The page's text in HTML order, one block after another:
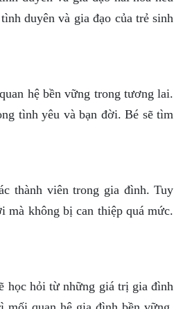
duyên và gia đạo của trẻ sinh
hệ bền vững trong tương lai.
tình yêu và bạn đời. Bé sẽ tìm
thành viên trong gia đình. Tuy
mà không bị can thiệp quá mức.
học hỏi từ những giá trị gia đình